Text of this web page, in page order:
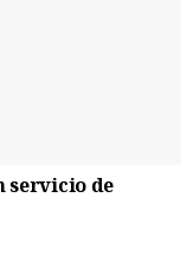
servicio de